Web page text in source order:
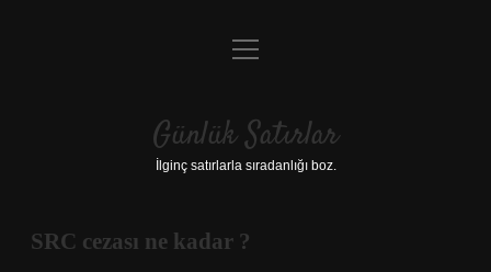
Anasayfa
Yasal Uyarı
menüyü
Günlük Satırlar
İlginç satırlarla sıradanlığı boz.
SRC cezası ne kadar ?